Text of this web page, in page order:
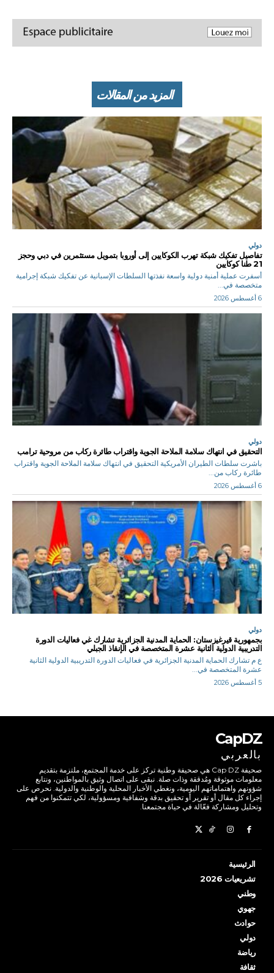
المزيد من المقالات
دولي
تفاصيل تفكيك شبكة تهرب الكوكايين إلى أوروبا بتمويل مستثمرين في دبي وحجز
21 طنا كوكايين
أسفرت عملية أمنية دولية واسعة نفذتها السلطات الإسبانية عن تفكيك شبكة إجرامية
متخصصة في...
6 أغسطس 2026
دولي
التحقيق في انتهاك سلامة الملاحة الجوية واقتراب طائرة ركاب من مروحية ترامب
باشرت سلطات الطيران الأمريكية التحقيق في انتهاك سلامة الملاحة الجوية واقتراب
طائرة ركاب من...
6 أغسطس 2026
دولي
بجمهورية قيرغيزستان: الحماية المدنية الجزائرية تشارك غي فعاليات الدورة
التدريبية الدولية الثانية عشرة المتخصصة في الإنقاذ الجبلي
ع م تشارك الحماية المدنية الجزائرية في فعاليات الدورة التدريبية الدولية الثانية
عشرة المتخصصة في...
5 أغسطس 2026
CapDZ
بالعربي
صحيفة Cap DZ هي صحيفة وطنية تركز على خدمة المجتمع، ملتزمة بتقديم
معلومات موثوقة ومُدققة وذات صلة. نبقى على اتصال وثيق بالمواطنين، ونتابع
شؤونهم واهتماماتهم اليومية، ونغطي الأخبار المحلية والوطنية والدولية. نحرص على
إجراء كل مقال أو تقرير أو تحقيق بدقة وشفافية ومسؤولية، لكي تتمكنوا من فهم
وتحليل ومشاركة فعّالة في حياة مجتمعنا.
الرئيسية
تشريعيات 2026
وطني
جهوي
حوادث
دولي
رياضة
ثقافة